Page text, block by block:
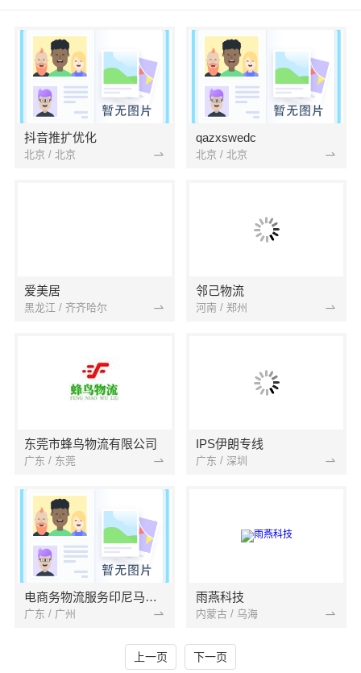
抖音推扩优化
北京 / 北京
qazxswedc
北京 / 北京
爱美居
黑龙江 / 齐齐哈尔
邻己物流
河南 / 郑州
东莞市蜂鸟物流有限公司
广东 / 东莞
IPS伊朗专线
广东 / 深圳
电商务物流服务印尼马来海运空运双清到门
广东 / 广州
雨燕科技
内蒙古 / 乌海
上一页 下一页